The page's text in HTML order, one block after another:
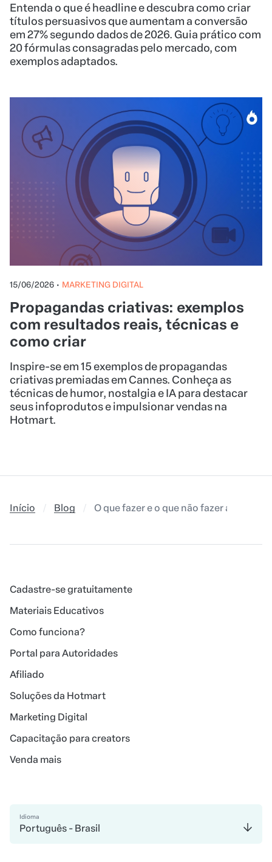
Entenda o que é headline e descubra como criar
títulos persuasivos que aumentam a conversão
em 27% segundo dados de 2026. Guia prático com
20 fórmulas consagradas pelo mercado, com
exemplos adaptados.
15/06/2026 • MARKETING DIGITAL
Propagandas criativas: exemplos
com resultados reais, técnicas e
como criar
Inspire-se em 15 exemplos de propagandas
criativas premiadas em Cannes. Conheça as
técnicas de humor, nostalgia e IA para destacar
seus infoprodutos e impulsionar vendas na
Hotmart.
Início Blog O que fazer e o que não fazer ao usar
Cadastre-se gratuitamente
Materiais Educativos
Como funciona?
Portal para Autoridades
Afiliado
Soluções da Hotmart
Marketing Digital
Capacitação para creators
Venda mais
Idioma
Português - Brasil